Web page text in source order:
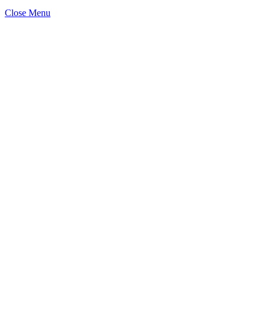
Close Menu